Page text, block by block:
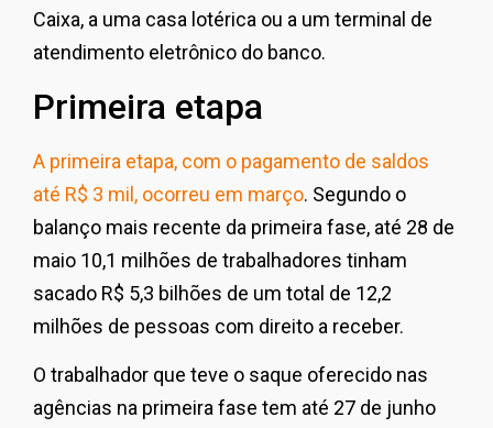
Caixa, a uma casa lotérica ou a um terminal de
atendimento eletrônico do banco.
Primeira etapa
A primeira etapa, com o pagamento de saldos
até R$ 3 mil, ocorreu em março. Segundo o
balanço mais recente da primeira fase, até 28 de
maio 10,1 milhões de trabalhadores tinham
sacado R$ 5,3 bilhões de um total de 12,2
milhões de pessoas com direito a receber.
O trabalhador que teve o saque oferecido nas
agências na primeira fase tem até 27 de junho